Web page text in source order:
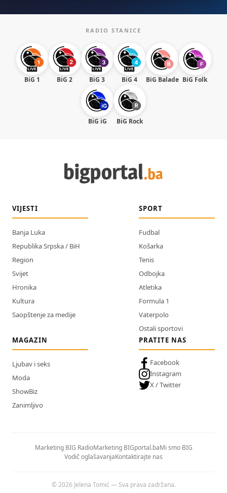
RADIO STANICE
BiG 1 BiG 2 BiG 3 BiG 4 BiG Balade BiG Folk
BiG iG BiG Rock
VIJESTI
Banja Luka
Republika Srpska / BiH
Region
Svijet
Hronika
Kultura
Saopštenje za medije
SPORT
Fudbal
Košarka
Tenis
Odbojka
Atletika
Formula 1
Vaterpolo
Ostali sportovi
MAGAZIN
Ljubav i seks
Moda
ShowBiz
Zanimljivo
PRATITE NAS
Facebook
Instagram
X / Twitter
Marketing BIG RadioMarketing BIGportal.baMi smo BIG
Vodič oglašavanjaKontaktirajte nas
© 2026 Jelena Tomić — Sva prava zadržana.